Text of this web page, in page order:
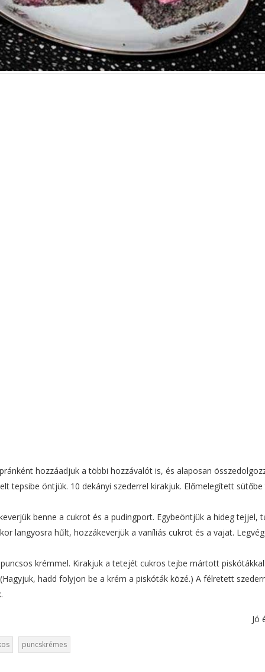
hozzáadjuk a többi hozzávalót is, és alaposan
tepsibe öntjük. 10 dekányi szederrel kirakjuk. Előmelegített
benne a cukrot és a pudingport. Egybeöntjük a hideg tejjel,
langyosra hűlt, hozzákeverjük a vaníliás cukrot és a vajat.
krémmel. Kirakjuk a tetejét cukros tejbe mártott
hadd folyjon be a krém a piskóták közé.) A félretett
Jó
puncskrémes